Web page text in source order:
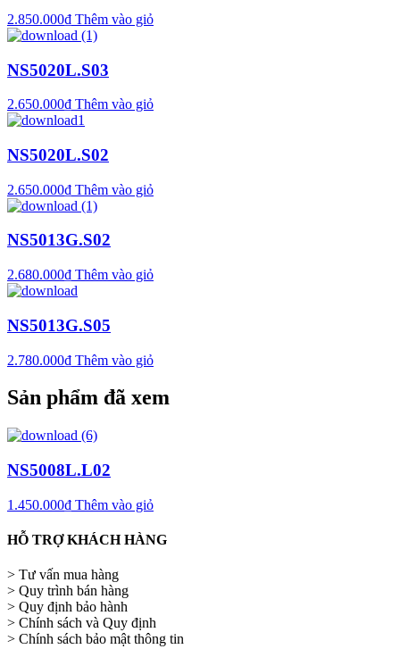
2.850.000₫ Thêm vào giỏ
NS5020L.S03
2.650.000₫ Thêm vào giỏ
NS5020L.S02
2.650.000₫ Thêm vào giỏ
NS5013G.S02
2.680.000₫ Thêm vào giỏ
NS5013G.S05
2.780.000₫ Thêm vào giỏ
Sản phẩm đã xem
NS5008L.L02
1.450.000₫ Thêm vào giỏ
HỖ TRỢ KHÁCH HÀNG
> Tư vấn mua hàng
> Quy trình bán hàng
> Quy định bảo hành
> Chính sách và Quy định
> Chính sách bảo mật thông tin